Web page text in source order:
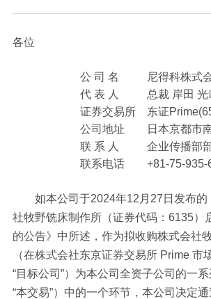
各位
公 司 名
尼得科株式
代 表 人
总裁 岸田 光
证券交易所
东证
公司地址
日本京都市
联 系 人
企业传播部
联系电话
+81-75-935-
如本公司于2024年12月27日发布的
社牧野铣床制作所（证券代码：6135）
的公告》中所述，作为拟收购株式会社
（在株式会社东京证券交易所 Prime 市
“目标公司”）为本公司全资子公司的一
“本交易”）中的一个环节，本公司决定